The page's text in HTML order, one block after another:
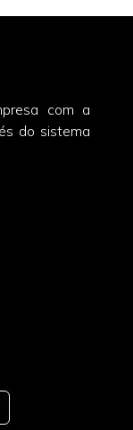
com a
do sistema